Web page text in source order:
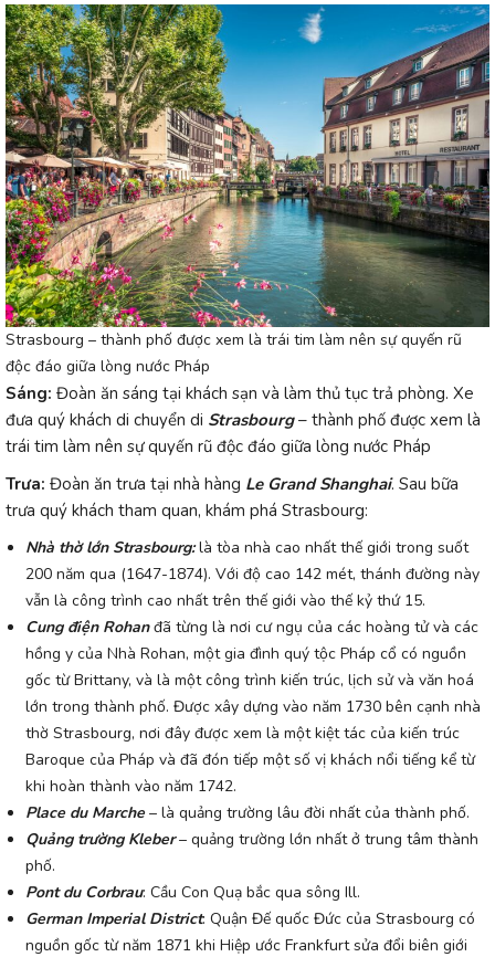
Strasbourg – thành phố được xem là trái tim làm nên sự quyến rũ
độc đáo giữa lòng nước Pháp
Sáng: Đoàn ăn sáng tại khách sạn và làm thủ tục trả phòng. Xe
đưa quý khách di chuyển di Strasbourg– thành phố được xem là
trái tim làm nên sự quyến rũ độc đáo giữa lòng nước Pháp
Trưa: Đoàn ăn trưa tại nhà hàng Le Grand Shanghai. Sau bữa
trưa quý khách tham quan, khám phá Strasbourg:
Nhà thờ lớn Strasbourg:là tòa nhà cao nhất thế giới trong suốt
200 năm qua (1647-1874). Với độ cao 142 mét, thánh đường này
vẫn là công trình cao nhất trên thế giới vào thế kỷ thứ 15.
Cung điện Rohanđã từng là nơi cư ngụ của các hoàng tử và các
hồng y của Nhà Rohan, một gia đình quý tộc Pháp cổ có nguồn
gốc từ Brittany, và là một công trình kiến ​​trúc, lịch sử và văn hoá
lớn trong thành phố. Được xây dựng vào năm 1730 bên cạnh nhà
thờ Strasbourg, nơi đây được xem là một kiệt tác của kiến ​​trúc
Baroque của Pháp và đã đón tiếp một số vị khách nổi tiếng kể từ
khi hoàn thành vào năm 1742.
Place du Marche– là quảng trường lâu đời nhất của thành phố.
Quảng trường Kleber– quảng trường lớn nhất ở trung tâm thành
phố.
Pont du Corbrau: Cầu Con Quạ bắc qua sông Ill.
German Imperial District: Quận Đế quốc Đức của Strasbourg có
nguồn gốc từ năm 1871 khi Hiệp ước Frankfurt sửa đổi biên giới